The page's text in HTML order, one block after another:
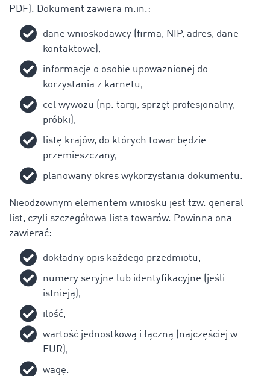
PDF). Dokument zawiera m.in.:
dane wnioskodawcy (firma, NIP, adres, dane
kontaktowe),
informacje o osobie upoważnionej do
korzystania z karnetu,
cel wywozu (np. targi, sprzęt profesjonalny,
próbki),
listę krajów, do których towar będzie
przemieszczany,
planowany okres wykorzystania dokumentu.
Nieodzownym elementem wniosku jest tzw. general
list, czyli szczegółowa lista towarów. Powinna ona
zawierać:
dokładny opis każdego przedmiotu,
numery seryjne lub identyfikacyjne (jeśli
istnieją),
ilość,
wartość jednostkową i łączną (najczęściej w
EUR),
wagę.